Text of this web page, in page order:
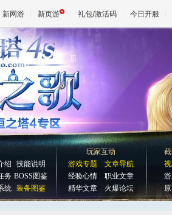
新网游 新页游 礼包/激活码 今日开服
绍
技能说明
务 BOSS图鉴
统 装备图鉴
玩家互动
游戏专题
文章导航
经验心情
职业文章
精华文章
火爆论坛